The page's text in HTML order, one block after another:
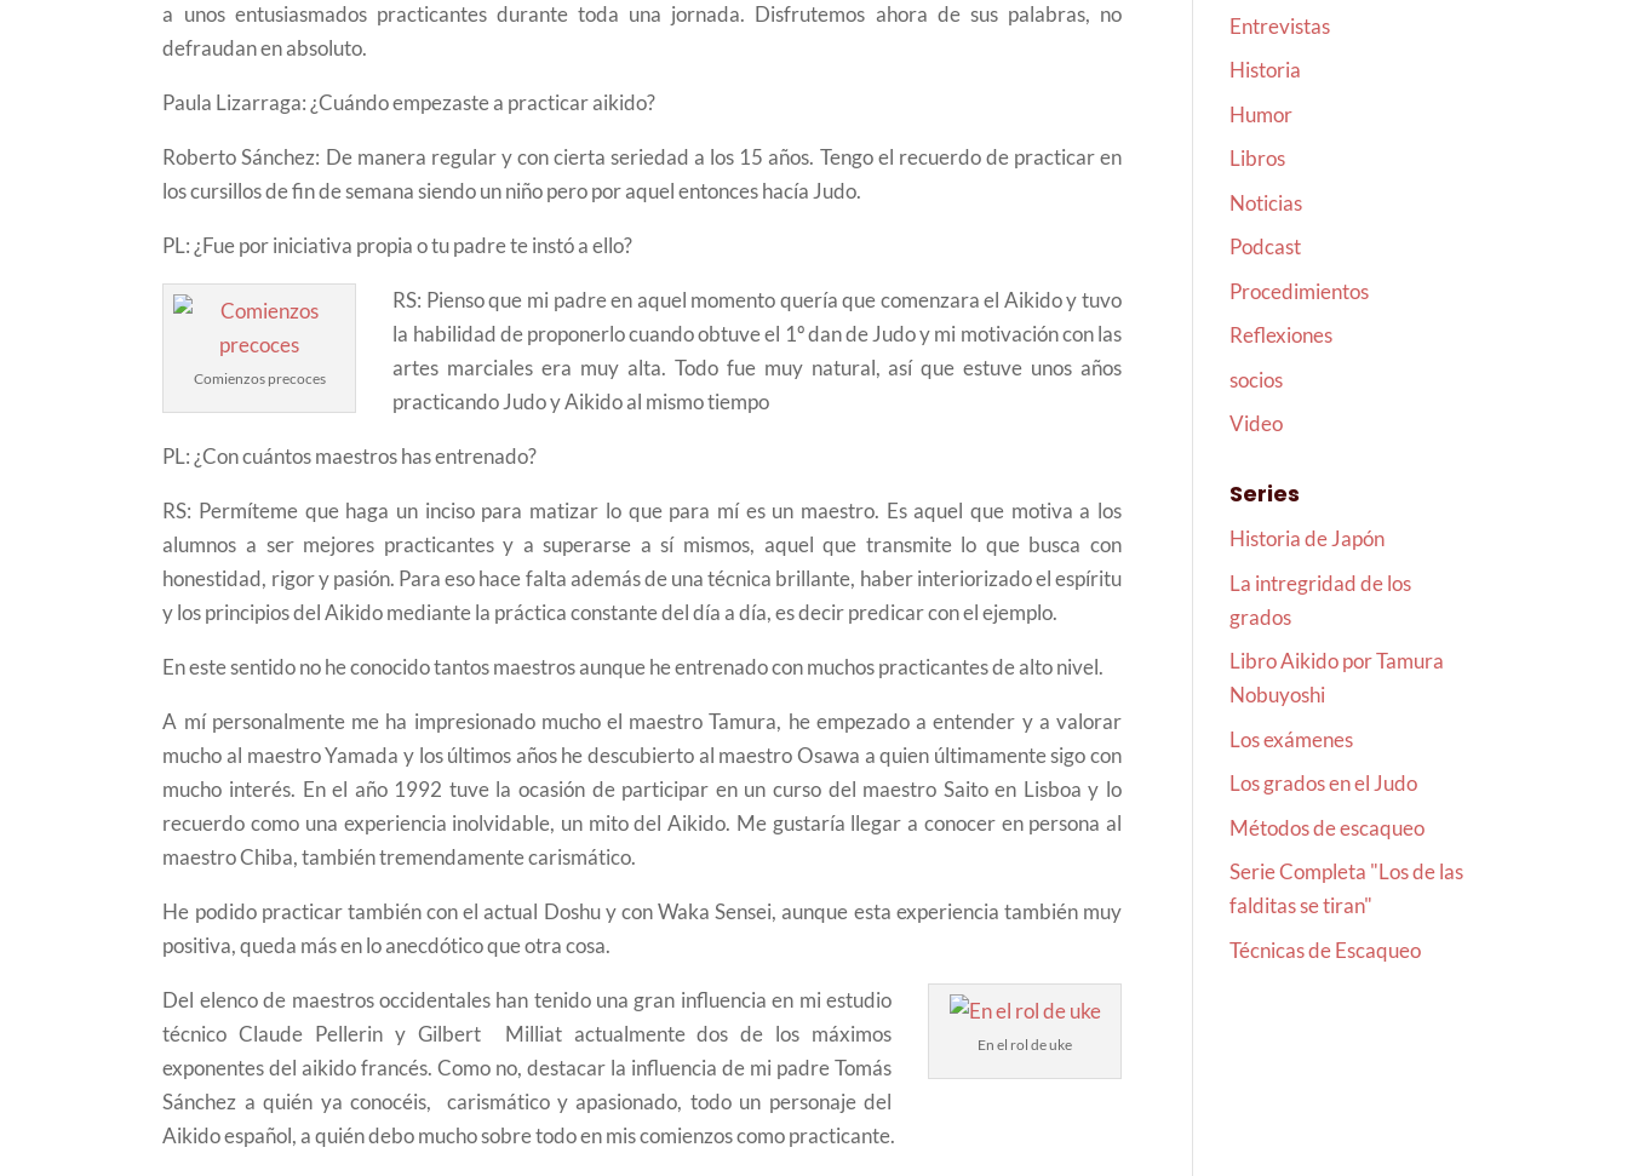
a unos entusiasmados practicantes durante toda una jornada. Disfrutemos ahora de sus palabras, no
defraudan en absoluto.
Paula Lizarraga: ¿Cuándo empezaste a practicar aikido?
Roberto Sánchez: De manera regular y con cierta seriedad a los 15 años. Tengo el recuerdo de practicar en
los cursillos de fin de semana siendo un niño pero por aquel entonces hacía Judo.
PL: ¿Fue por iniciativa propia o tu padre te instó a ello?
Comienzos precoces
RS: Pienso que mi padre en aquel momento quería que comenzara el Aikido y tuvo
la habilidad de proponerlo cuando obtuve el 1º dan de Judo y mi motivación con las
artes marciales era muy alta. Todo fue muy natural, así que estuve unos años
practicando Judo y Aikido al mismo tiempo
PL: ¿Con cuántos maestros has entrenado?
RS: Permíteme que haga un inciso para matizar lo que para mí es un maestro. Es aquel que motiva a los
alumnos a ser mejores practicantes y a superarse a sí mismos, aquel que transmite lo que busca con
honestidad, rigor y pasión. Para eso hace falta además de una técnica brillante, haber interiorizado el espíritu
y los principios del Aikido mediante la práctica constante del día a día, es decir predicar con el ejemplo.
En este sentido no he conocido tantos maestros aunque he entrenado con muchos practicantes de alto nivel.
A mí personalmente me ha impresionado mucho el maestro Tamura, he empezado a entender y a valorar
mucho al maestro Yamada y los últimos años he descubierto al maestro Osawa a quien últimamente sigo con
mucho interés. En el año 1992 tuve la ocasión de participar en un curso del maestro Saito en Lisboa y lo
recuerdo como una experiencia inolvidable, un mito del Aikido. Me gustaría llegar a conocer en persona al
maestro Chiba, también tremendamente carismático.
He podido practicar también con el actual Doshu y con Waka Sensei, aunque esta experiencia también muy
positiva, queda más en lo anecdótico que otra cosa.
En el rol de uke
Del elenco de maestros occidentales han tenido una gran influencia en mi estudio
técnico Claude Pellerin y Gilbert Milliat actualmente dos de los máximos
exponentes del aikido francés. Como no, destacar la influencia de mi padre Tomás
Sánchez a quién ya conocéis, carismático y apasionado, todo un personaje del
Aikido español, a quién debo mucho sobre todo en mis comienzos como practicante.
Entrevistas
Historia
Humor
Libros
Noticias
Podcast
Procedimientos
Reflexiones
socios
Video
Series
Historia de Japón
La intregridad de los
grados
Libro Aikido por Tamura
Nobuyoshi
Los exámenes
Los grados en el Judo
Métodos de escaqueo
Serie Completa "Los de las
falditas se tiran"
Técnicas de Escaqueo